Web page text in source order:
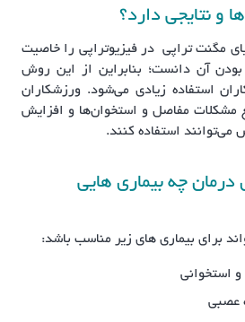
و نتایجی دارد؟
مگنت تراپی در فیزیوتراپی را خاصیت
آن دانست؛ بنابراین از این روش
استفاده زیادی می‌شود. ورزشکاران
مشکلات مفاصل و استخوان‌ها و افزایش
استفاده کنند.
درمان چه بیماری هایی
برای بیماری های زیر مناسب باشد:
استخوانی
عصبی